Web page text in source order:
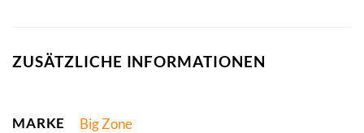
ZUSÄTZLICHE INFORMATIONEN
MARKE Big Zone